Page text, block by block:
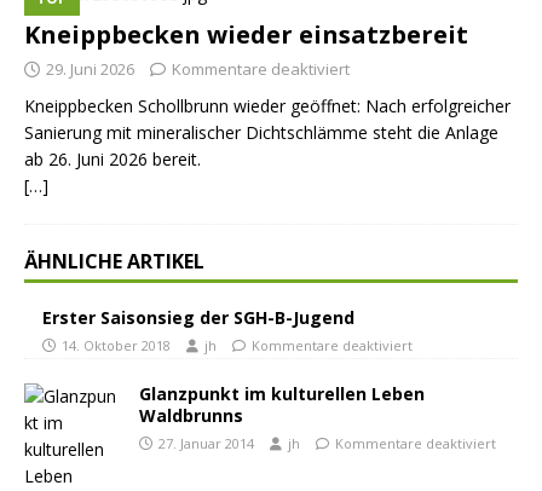
Kneippbecken wieder einsatzbereit
29. Juni 2026 Kommentare deaktiviert
Kneippbecken Schollbrunn wieder geöffnet: Nach erfolgreicher
Sanierung mit mineralischer Dichtschlämme steht die Anlage
ab 26. Juni 2026 bereit.
[…]
ÄHNLICHE ARTIKEL
Erster Saisonsieg der SGH-B-Jugend
14. Oktober 2018 jh Kommentare deaktiviert
Glanzpunkt im kulturellen Leben
Waldbrunns
27. Januar 2014 jh Kommentare deaktiviert